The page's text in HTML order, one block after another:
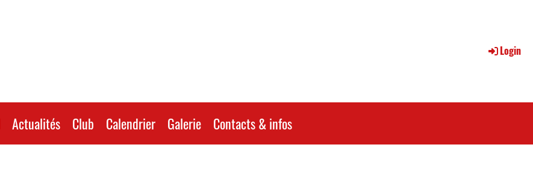
Login
Actualités Club Calendrier Galerie Contacts & infos